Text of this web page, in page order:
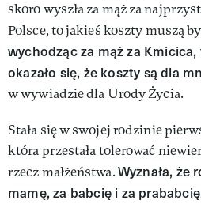
skoro wyszła za mąż za
Polsce, to jakieś koszty muszą
wychodząc za mąż za
okazało się, że koszty są dla
w wywiadzie dla Urody Życia.
Stała się w swojej rodzinie
która przestała tolerować
rzecz małżeństwa.Wyznała, że
mamę, za babcię i za